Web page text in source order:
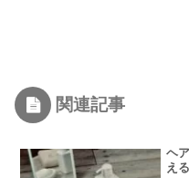
関連記事
ヘ
え